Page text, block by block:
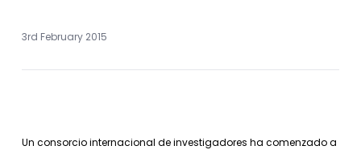
3rd February 2015
Un consorcio internacional de investigadores ha comenzado a